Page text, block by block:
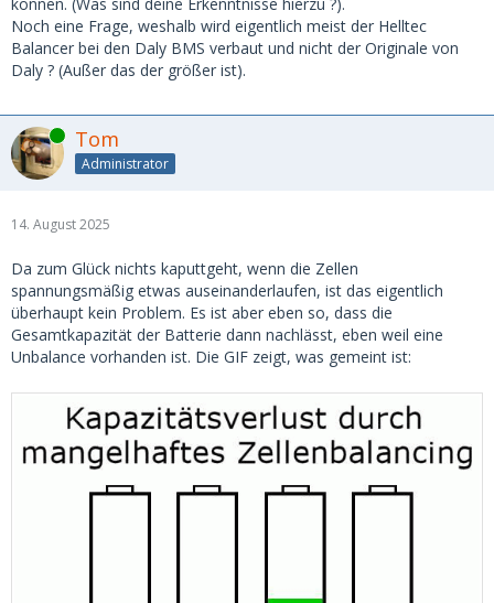
Noch eine Frage, weshalb wird eigentlich meist der Helltec
Balancer bei den Daly BMS verbaut und nicht der Originale von
Daly ? (Außer das der größer ist).
Online Tom
Administrator
14. August 2025
Da zum Glück nichts kaputtgeht, wenn die Zellen
spannungsmäßig etwas auseinanderlaufen, ist das eigentlich
überhaupt kein Problem. Es ist aber eben so, dass die
Gesamtkapazität der Batterie dann nachlässt, eben weil eine
Unbalance vorhanden ist. Die GIF zeigt, was gemeint ist: